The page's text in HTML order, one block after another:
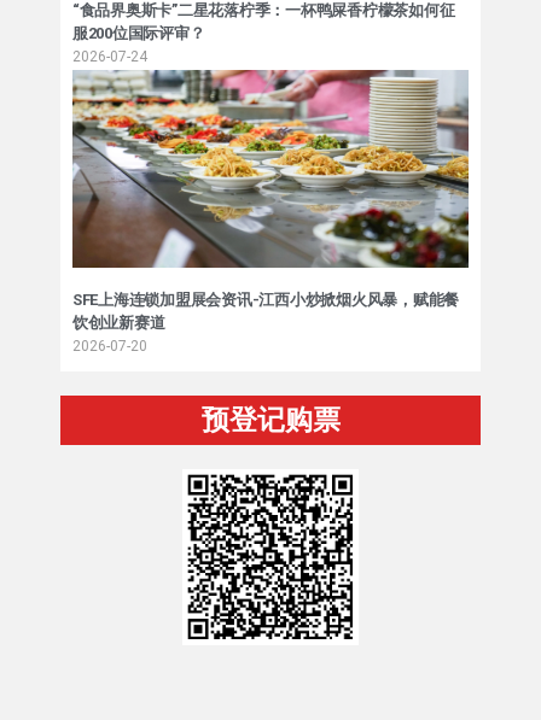
“食品界奥斯卡”二星花落柠季：一杯鸭屎香柠檬茶如何征
服200位国际评审？
2026-07-24
SFE上海连锁加盟展会资讯-江西小炒掀烟火风暴，赋能餐
饮创业新赛道
2026-07-20
预登记购票